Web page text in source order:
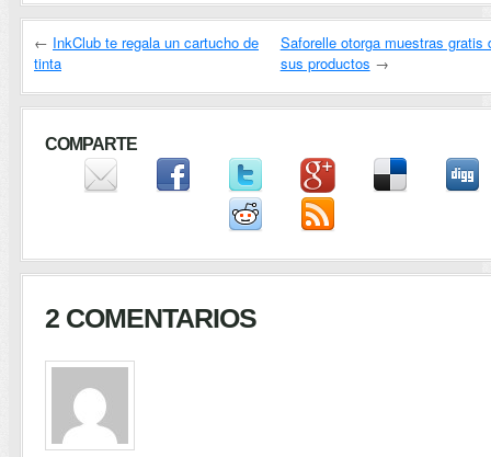
← InkClub te regala un cartucho de
tinta
Saforelle otorga muestras gratis
sus productos →
COMPARTE
2 COMENTARIOS